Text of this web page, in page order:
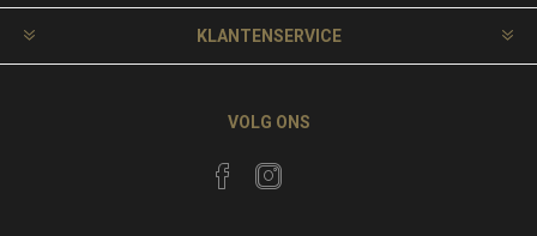
KLANTENSERVICE
VOLG ONS